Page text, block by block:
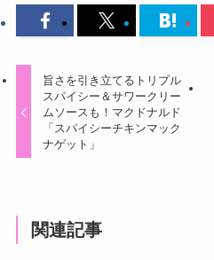
旨さを引き立てるトリプル
スパイシー＆サワークリー
ムソースも！マクドナルド
「スパイシーチキンマック
ナゲット」
関連記事